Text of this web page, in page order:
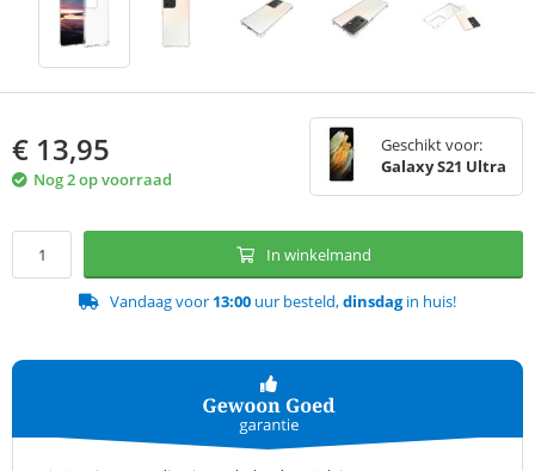
€ 13,95
Nog 2 op voorraad
Geschikt voor:
Galaxy S21 Ultra
In winkelmand
Vandaag voor 13:00 uur besteld,dinsdagin huis!